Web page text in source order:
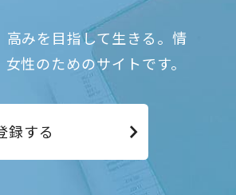
みを目指して生きる。情
性のためのサイトです。
録する